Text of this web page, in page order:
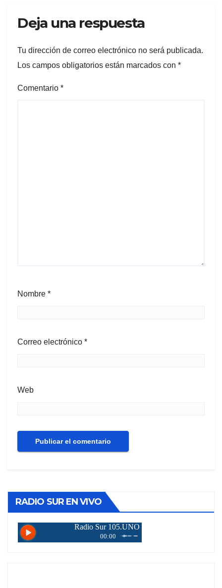
Deja una respuesta
Tu dirección de correo electrónico no será publicada.
Los campos obligatorios están marcados con *
Comentario *
Nombre *
Correo electrónico *
Web
RADIO SUR EN VIVO